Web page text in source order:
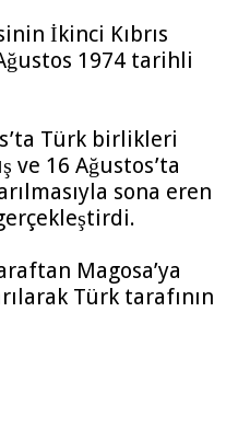
İkinci Kıbrıs
1974 tarihli
Türk birlikleri
ve 16 Ağustos’ta
sona eren
Magosa’ya
Türk tarafının